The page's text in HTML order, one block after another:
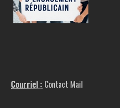
Courriel : Contact Mail